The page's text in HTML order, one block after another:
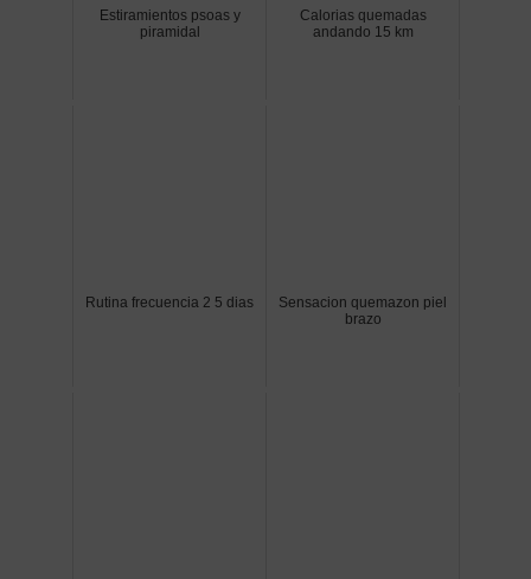
Estiramientos psoas y
piramidal
Calorias quemadas
andando 15 km
Rutina frecuencia 2 5 dias
Sensacion quemazon piel
brazo